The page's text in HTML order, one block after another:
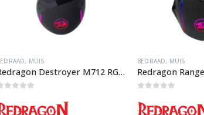
, MUIS
Redragon Destroyer M712 RGB Gaming Muis
BEDRAAD, MUIS